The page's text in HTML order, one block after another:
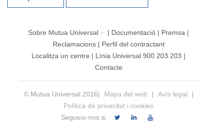
Sobre Mutua Universal | Documentació | Premsa |
Reclamacions| Perfil del contractant
Localitza un centre | Línia Universal 900 203 203 |
Contacte
© Mutua Universal 2016| Mapa del web | Avís legal
|
Política de privacitat i cookies
Segueix-nos a: